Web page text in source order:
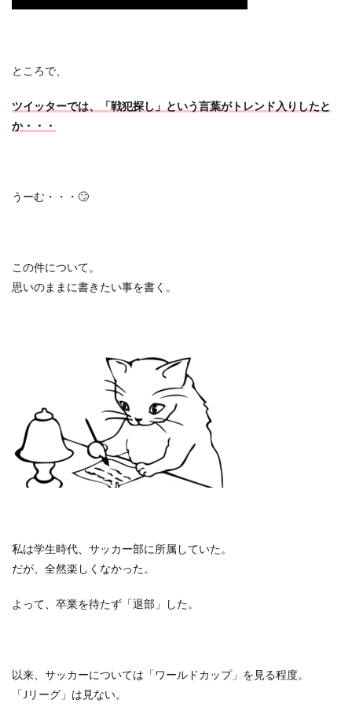
ところで、
ツイッターでは、「戦犯探し」という言葉がトレンド入りしたと
か・・・
うーむ・・・ 🙄
この件について。
思いのままに書きたい事を書く。
私は学生時代、サッカー部に所属していた。
だが、全然楽しくなかった。
よって、卒業を待たず「退部」した。
以来、サッカーについては「ワールドカップ」を見る程度。
「J リーグ」は見ない。